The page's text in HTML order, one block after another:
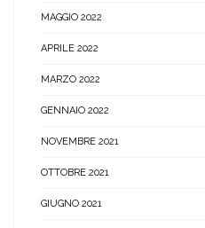
MAGGIO 2022
APRILE 2022
MARZO 2022
GENNAIO 2022
NOVEMBRE 2021
OTTOBRE 2021
GIUGNO 2021